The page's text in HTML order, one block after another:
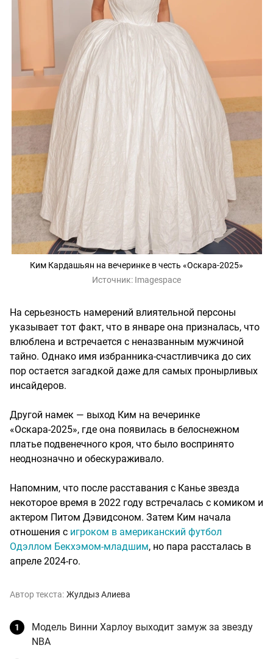
Ким Кардашьян на вечеринке в честь «Оскара-2025»
Источник: Imagespace
На серьезность намерений влиятельной персоны
указывает тот факт, что в январе она призналась, что
влюблена и встречается с неназванным мужчиной
тайно. Однако имя избранника-счастливчика до сих
пор остается загадкой даже для самых пронырливых
инсайдеров.
Другой намек — выход Ким на вечеринке
«Оскара-2025», где она появилась в белоснежном
платье подвенечного кроя, что было воспринято
неоднозначно и обескураживало.
Напомним, что после расставания с Канье звезда
некоторое время в 2022 году встречалась с комиком и
актером Питом Дэвидсоном. Затем Ким начала
отношения с игроком в американский футбол
Одэллом Бекхэмом-младшим, но пара рассталась в
апреле 2024-го.
Автор текста: Жулдыз Алиева
Модель Винни Харлоу выходит замуж за звезду
NBA